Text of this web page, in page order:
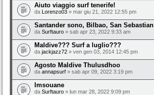
Aiuto viaggio surf tenerife!
da Lorenzo03 » mar giu 21, 2022 12:55 pm
Santander sono, Bilbao, San Sebastian
da Surftauro » sab apr 23, 2022 9:33 am
Maldive??? Surf a luglio???
da jackjazz72 » ven gen 03, 2014 12:45 pm
Agosto Maldive Thulusdhoo
da annapsurf » sab apr 09, 2022 3:19 pm
Imsouane
da Surftauro » lun mar 28, 2022 9:09 pm